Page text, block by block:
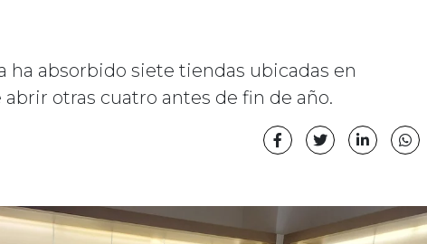
ha absorbido siete tiendas ubicadas en
otras cuatro antes de fin de año.